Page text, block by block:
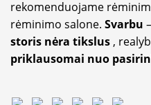
rekomenduojame
rėminimo salone. Svarbu
storis nėra tikslus ,
priklausomai nuo